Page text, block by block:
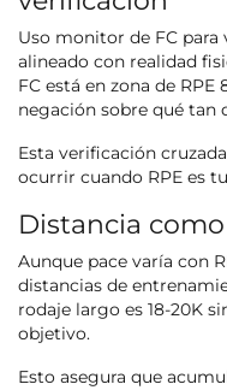
Uso monitor de FC
alineado con realidad
FC está en zona de
negación sobre qué tan
Esta verificación
ocurrir cuando RPE es
Distancia
Aunque pace varía con
distancias de
rodaje largo es 18-20K
objetivo.
Esto asegura que